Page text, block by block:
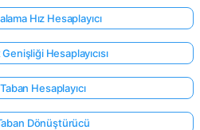
Hız Hesaplayıcı
Hesaplayıcısı
Hesaplayıcı
Dönüştürücü